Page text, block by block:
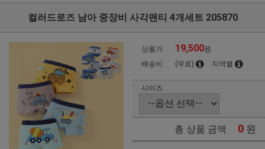
컬러드로즈 남아 중장비 사각팬티 4개세트 205870
상품가 19,500원
배송비
(무료) 지역별
사이즈
총 상품 금액 0 원